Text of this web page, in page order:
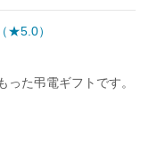
★5.0）
た弔電ギフトです。